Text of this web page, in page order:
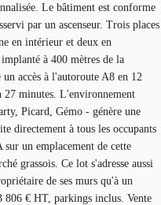
Le bâtiment est conforme
par un ascenseur. Trois places
en intérieur et deux en
à 400 mètres de la
accès à l'autoroute A8 en 12
27 minutes. L'environnement
Picard, Gémo - génère une
directement à tous les occupants
un emplacement de cette
grassois. Ce lot s'adresse aussi
de ses murs qu'à un
€ HT, parkings inclus. Vente